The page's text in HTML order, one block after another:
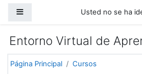
Usted no se ha
Entorno Virtual de
Página Principal
Cursos